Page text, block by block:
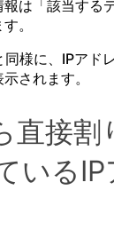
は「該当する
。
同様に、IPアド
されます。
直接割
いるIP